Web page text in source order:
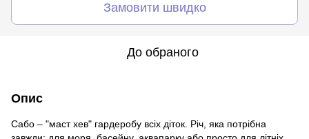
Замовити швидко
До обраного
Опис
Сабо – "маст хев" гардеробу всіх діток. Річ, яка потрібна